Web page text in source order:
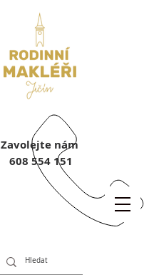
Zavolejte nám
608 554 151